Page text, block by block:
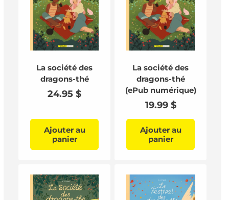
La société des
dragons-thé
Prix
24.95 $
Ajouter au
panier
La société des
dragons-thé
(ePub numérique)
Prix
habituel
19.99 $
Ajouter au
panier